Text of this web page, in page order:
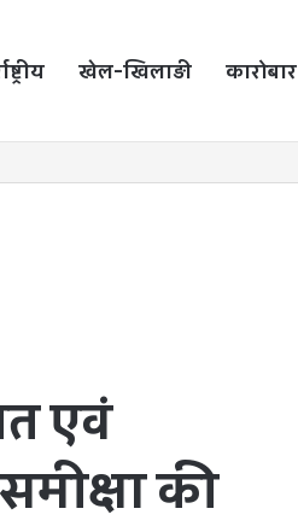
खेल-खिलाड़ी कारोबार
एवं
की